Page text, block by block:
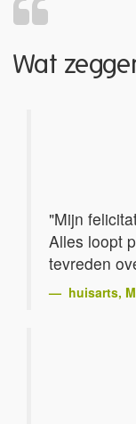
Wat
"Mijn
Alles loopt
tevreden
huisarts,